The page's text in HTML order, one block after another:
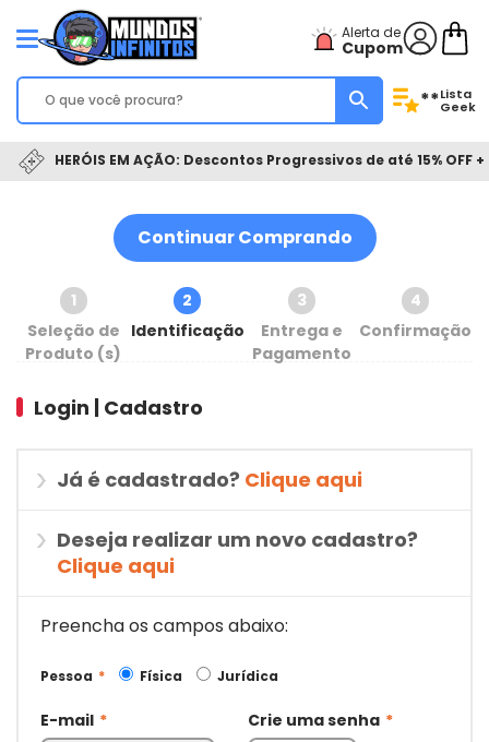
Alerta de
Cupom
**Lista
Geek
HERÓIS EM AÇÃO: Descontos Progressivos de até 15% OFF
Continuar Comprando
1
Seleção de
Produto (s)
2
Identificação
3
Entrega e
Pagamento
4
Confirmação
Login | Cadastro
Já é cadastrado? Clique aqui
Deseja realizar um novo cadastro?
Clique aqui
Preencha os campos abaixo:
Pessoa * Física Jurídica
E-mail * Crie uma senha *